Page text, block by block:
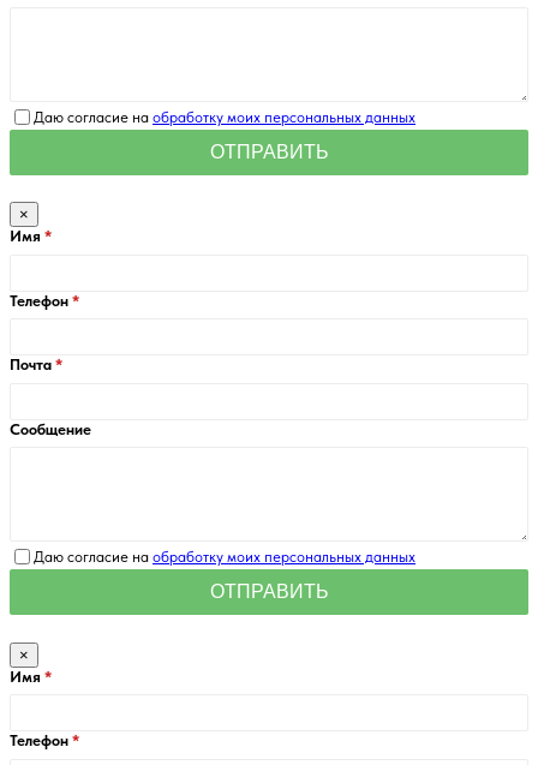
Даю согласие на обработку моих персональных данных
×
Имя
Телефон
Почта
Сообщение
Даю согласие на обработку моих персональных данных
×
Имя
Телефон